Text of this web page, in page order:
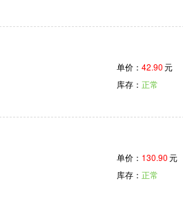
单价： 42.90元
库存： 正常
单价： 130.90元
库存： 正常